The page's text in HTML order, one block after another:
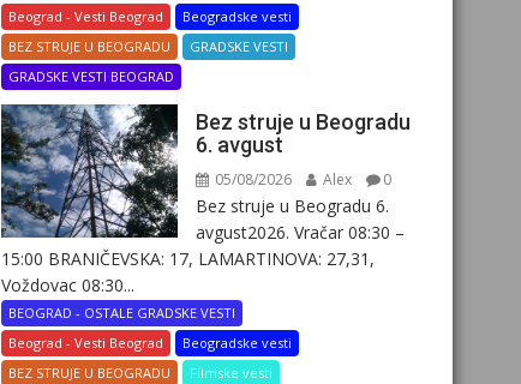
Beograd - Vesti Beograd
Beogradske vesti
BEZ STRUJE U BEOGRADU
GRADSKE VESTI
GRADSKE VESTI BEOGRAD
Bez struje u Beogradu
6. avgust
05/08/2026 Alex 0
Bez struje u Beogradu 6.
avgust2026. Vračar 08:30 –
15:00 BRANIČEVSKA: 17, LAMARTINOVA: 27,31,
Voždovac 08:30...
BEOGRAD - OSTALE GRADSKE VESTI
Beograd - Vesti Beograd
Beogradske vesti
BEZ STRUJE U BEOGRADU
Filmske vesti